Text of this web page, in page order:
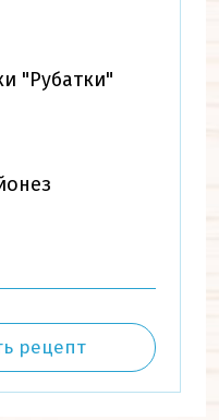
"Рубатки"
рецепт